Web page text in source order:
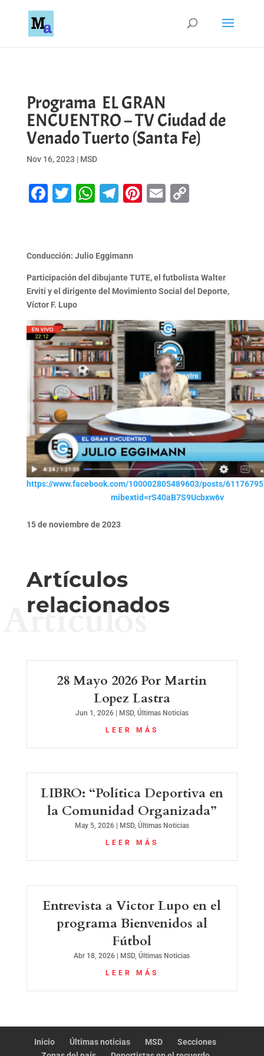
Programa EL GRAN
ENCUENTRO – TV Ciudad de
Venado Tuerto (Santa Fe)
Nov 16, 2023 | MSD
Facebook
Twitter
WhatsApp
Telegram
Pinterest
EmailCopy
Conducción: Julio Eggimann
Participación del dibujante TUTE, el futbolista Walter
Erviti y el dirigente del Movimiento Social del Deporte,
Víctor F. Lupo
https://www.facebook.com/100002805489603/posts/
mibextid=rS40aB7S9Ucbxw6v
15 de noviembre de 2023
Artículos
relacionados
Artículos
28 Mayo 2026 Por Martin
Lopez Lastra
Jun 1, 2026| MSD, Últimas Noticias
LEER MÁS
LIBRO: “Política Deportiva en
la Comunidad Organizada”
May 5, 2026| MSD, Últimas Noticias
LEER MÁS
Entrevista a Victor Lupo en el
programa Bienvenidos al
Fútbol
Abr 18, 2026 MSD,Últimas Noticias
LEER MÁS
Inicio Últimas noticias MSD
Secciones